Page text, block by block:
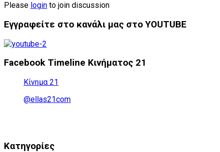
Please login to join discussion
Εγγραφείτε στο κανάλι μας στο YOUTUBE
Facebook Timeline Κινήματος 21
Κίνημα 21
@ellas21com
Kατηγορίες